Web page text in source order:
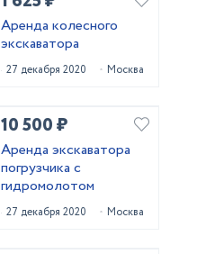
Аренда колесного
экскаватора
27 декабря 2020 Москва
10 500 ₽
Аренда экскаватора
погрузчика с
гидромолотом
27 декабря 2020 Москва